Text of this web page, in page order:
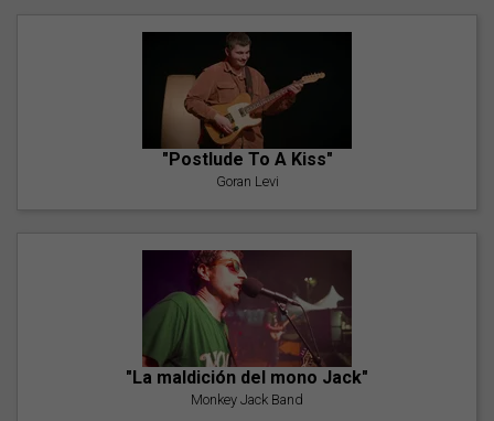
"Postlude To A Kiss"
Goran Levi
"La maldición del mono Jack"
Monkey Jack Band